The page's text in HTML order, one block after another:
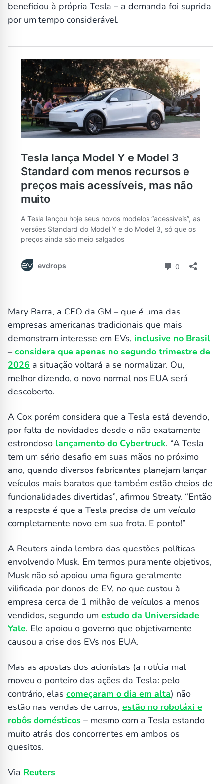
beneficiou à própria Tesla – a demanda foi suprida
por um tempo considerável.
Mary Barra, a CEO da GM – que é uma das
empresas americanas tradicionais que mais
demonstram interesse em EVs, inclusive no Brasil
– considera que apenas no segundo trimestre de
2026 a situação voltará a se normalizar. Ou,
melhor dizendo, o novo normal nos EUA será
descoberto.
A Cox porém considera que a Tesla está devendo,
por falta de novidades desde o não exatamente
estrondoso lançamento do Cybertruck. “A Tesla
tem um sério desafio em suas mãos no próximo
ano, quando diversos fabricantes planejam lançar
veículos mais baratos que também estão cheios de
funcionalidades divertidas”, afirmou Streaty. “Então
a resposta é que a Tesla precisa de um veículo
completamente novo em sua frota. E ponto!”
A Reuters ainda lembra das questões políticas
envolvendo Musk. Em termos puramente objetivos,
Musk não só apoiou uma figura geralmente
vilificada por donos de EV, no que custou à
empresa cerca de 1 milhão de veículos a menos
vendidos, segundo um estudo da Universidade
Yale. Ele apoiou o governo que objetivamente
causou a crise dos EVs nos EUA.
Mas as apostas dos acionistas (a notícia mal
moveu o ponteiro das ações da Tesla: pelo
contrário, elas começaram o dia em alta) não
estão nas vendas de carros, estão no robotáxi e
robôs domésticos – mesmo com a Tesla estando
muito atrás dos concorrentes em ambos os
quesitos.
Via Reuters